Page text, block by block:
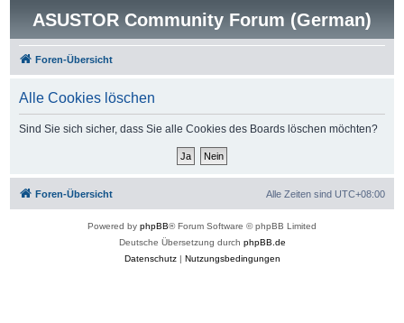
ASUSTOR Community Forum (German)
Foren-Übersicht
Alle Cookies löschen
Sind Sie sich sicher, dass Sie alle Cookies des Boards löschen möchten?
Foren-Übersicht Alle Zeiten sind UTC+08:00
Powered by phpBB® Forum Software © phpBB Limited
Deutsche Übersetzung durch phpBB.de
Datenschutz| Nutzungsbedingungen